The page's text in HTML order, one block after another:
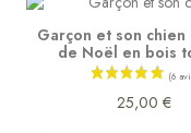
Garçon et son chien
de Noël en bois
25,00 €